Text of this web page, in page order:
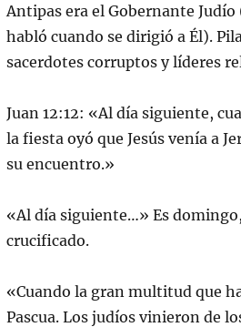
Antipas era el Gobernante Judío
habló cuando se dirigió a Él).
sacerdotes corruptos y líderes
Juan 12:12: «Al día siguiente,
la fiesta oyó que Jesús venía a
su encuentro.»
«Al día siguiente…» Es domingo,
crucificado.
«Cuando la gran multitud que
Pascua. Los judíos vinieron de